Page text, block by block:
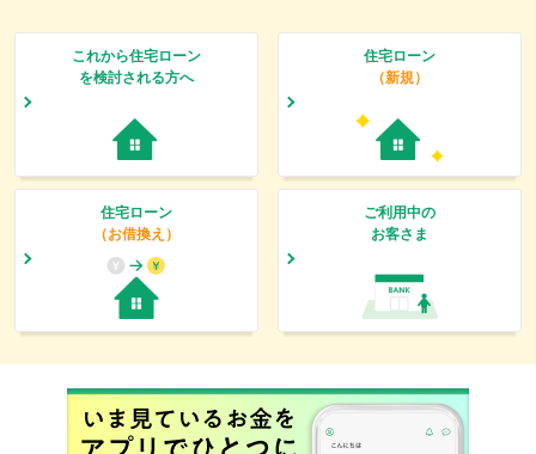
これから住宅ローン
を検討される方へ
住宅ローン
（新規）
住宅ローン
（お借換え）
ご利用中の
お客さま